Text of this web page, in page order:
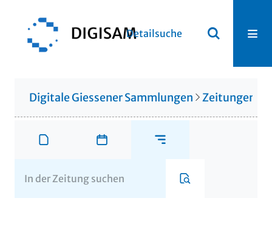
Detailsuche
Digitale Giessener Sammlungen Zeitungen